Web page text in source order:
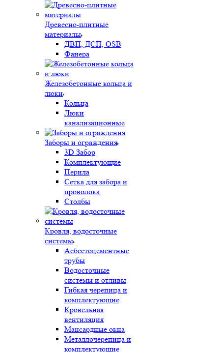
Древесно-плитные
материалы
ДВП, ДСП, OSB
Фанера
Железобетонные кольца и
люки
Кольца
Люки
канализационные
Заборы и ограждения
3D Забор
Комплектующие
Перила
Сетка для забора и
проволока
Столбы
Кровля, водосточные
системы
Асбестоцементные
трубы
Водосточные
системы и отливы
Гибкая черепица и
комплектующие
Кровельная
вентиляция
Мансардные окна
Металлочерепица и
комплектующие